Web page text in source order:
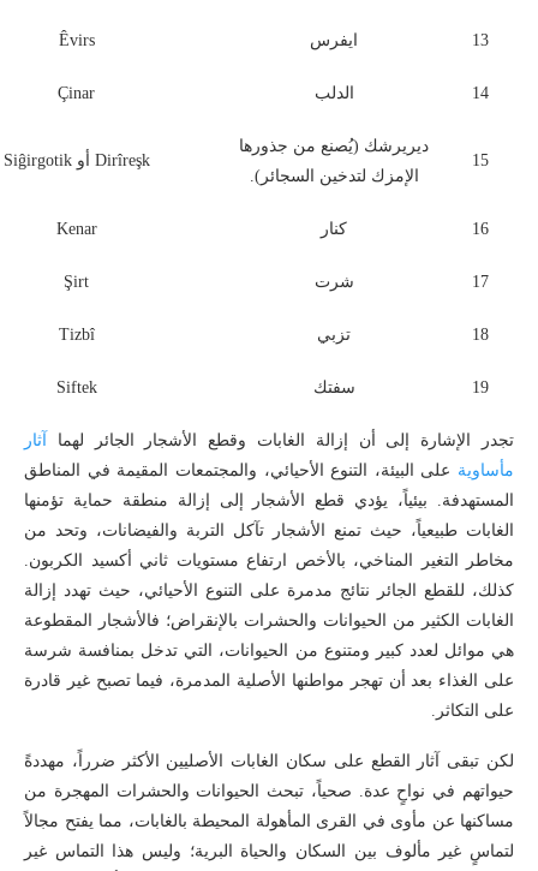
13 ايفرس Êvirs
14 الدلب Çinar
15
ديريرشك (يُصنع من جذورها
الإمزك لتدخين السجائر).
Dirîreşk أو Siĝirgotik
16 كنار Kenar
17 شرت Şirt
18 تزبي Tizbî
19 سفتك Siftek
تجدر الإشارة إلى أن إزالة الغابات وقطع الأشجار الجائر لهما
آثار
مأساوية على البيئة، التنوع الأحيائي، والمجتمعات المقيمة في المناطق
المستهدفة. بيئياً، يؤدي قطع الأشجار إلى إزالة منطقة حماية تؤمنها
الغابات طبيعياً، حيث تمنع الأشجار تآكل التربة والفيضانات، وتحد من
مخاطر التغير المناخي، بالأخص ارتفاع مستويات ثاني أكسيد الكربون.
كذلك، للقطع الجائر نتائج مدمرة على التنوع الأحيائي، حيث تهدد إزالة
الغابات الكثير من الحيوانات والحشرات بالإنقراض؛ فالأشجار المقطوعة
هي موائل لعدد كبير ومتنوع من الحيوانات، التي تدخل بمنافسة شرسة
على الغذاء بعد أن تهجر مواطنها الأصلية المدمرة، فيما تصبح غير قادرة
على التكاثر.
لكن تبقى آثار القطع على سكان الغابات الأصليين الأكثر ضرراً، مهددةً
حيواتهم في نواحٍ عدة. صحياً، تبحث الحيوانات والحشرات المهجرة من
مساكنها عن مأوى في القرى المأهولة المحيطة بالغابات، مما يفتح مجالاً
لتماسٍ غير مألوف بين السكان والحياة البرية؛ وليس هذا التماس غير